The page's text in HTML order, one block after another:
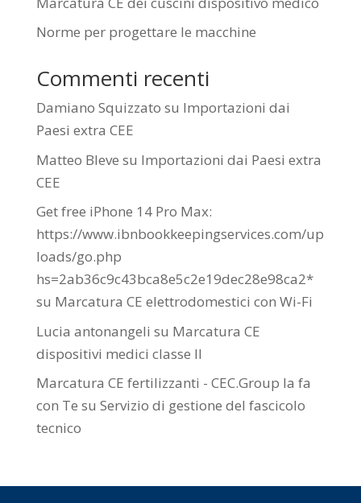
Norme per progettare le macchine
Commenti recenti
Damiano Squizzato su Importazioni dai
Paesi extra CEE
Matteo Bleve su Importazioni dai Paesi extra
CEE
Get free iPhone 14 Pro Max:
https://www.ibnbookkeepingservices.com/up
loads/go.php
hs=2ab36c9c43bca8e5c2e19dec28e98ca2*
su Marcatura CE elettrodomestici con Wi-Fi
Lucia antonangeli su Marcatura CE
dispositivi medici classe II
Marcatura CE fertilizzanti - CEC.Group la fa
con Te su Servizio di gestione del fascicolo
tecnico